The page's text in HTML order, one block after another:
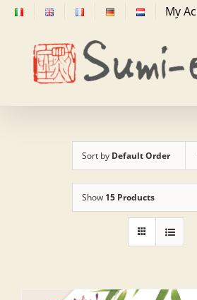
Skip
content
My
Sort by Default Order
Show 15 Products